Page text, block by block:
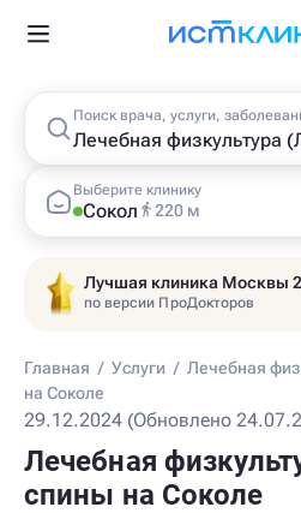
Поиск врача, услуги,
Выберите клинику
Сокол 220 м
Лучшая клиника Москвы
по версии ПроДокторов
Главная / Услуги / Лечебная
на Соколе
29.12.2024 (Обновлено
Лечебная
спины на Соколе